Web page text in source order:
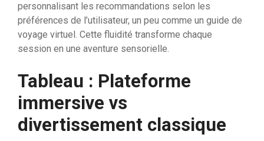
personnalisant les recommandations selon les
préférences de l’utilisateur, un peu comme un guide de
voyage virtuel. Cette fluidité transforme chaque
session en une aventure sensorielle.
Tableau : Plateforme
immersive vs
divertissement classique